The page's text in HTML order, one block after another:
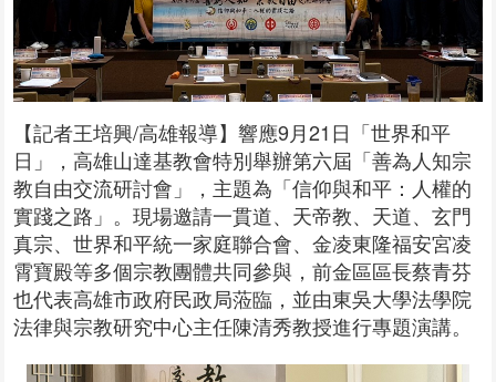
【記者王培興/高雄報導】響應9月21日「世界和平
日」，高雄山達基教會特別舉辦第六屆「善為人知宗
教自由交流研討會」，主題為「信仰與和平：人權的
實踐之路」。現場邀請一貫道、天帝教、天道、玄門
真宗、世界和平統一家庭聯合會、金凌東隆福安宮凌
霄寶殿等多個宗教團體共同參與，前金區區長蔡青芬
也代表高雄市政府民政局蒞臨，並由東吳大學法學院
法律與宗教研究中心主任陳清秀教授進行專題演講。